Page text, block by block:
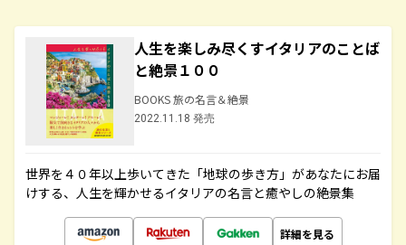
人生を楽しみ尽くすイタリアのことば
と絶景１００
BOOKS 旅の名言＆絶景
2022.11.18 発売
世界を４０年以上歩いてきた「地球の歩き方」があなたにお届
けする、人生を輝かせるイタリアの名言と癒やしの絶景集
詳細を見る